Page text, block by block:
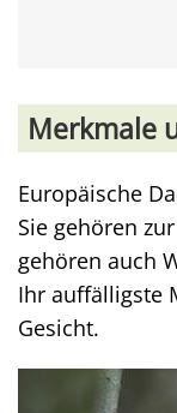
Merkmale
Europäische
Sie gehören
gehören auch
Ihr auffälligste
Gesicht.